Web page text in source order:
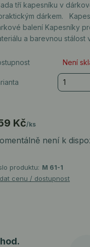
tří kapesníku v
dárkem.
balení Kapesníky
a barevnou stálost
Není
Kč/ks
není k
produktu: M 61-1
cenu / dostupnost